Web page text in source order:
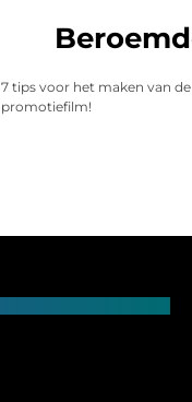
7 tips voor het maken van
promotiefilm!